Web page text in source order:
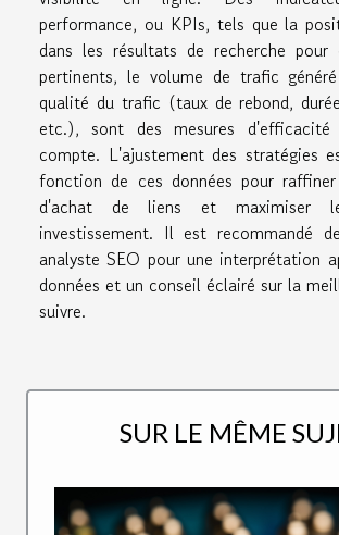
performance, ou KPIs, tels que la
dans les résultats de recherche pour
pertinents, le volume de trafic
qualité du trafic (taux de rebond,
etc.), sont des mesures
compte. L'ajustement des stratégies
fonction de ces données pour
d'achat de liens et maximiser
investissement. Il est recommandé
analyste SEO pour une interprétation
données et un conseil éclairé sur la
suivre.
SUR LE MÊME